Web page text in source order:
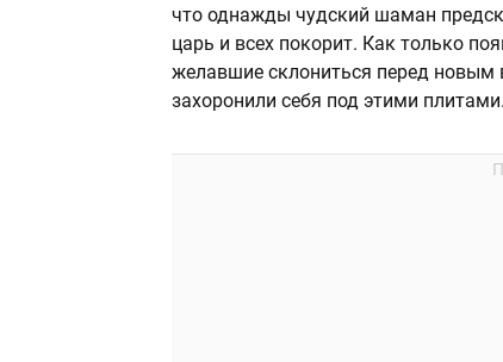
что однажды чудский шаман
царь и всех покорит. Как только
желавшие склониться перед
захоронили себя под этими плитами.